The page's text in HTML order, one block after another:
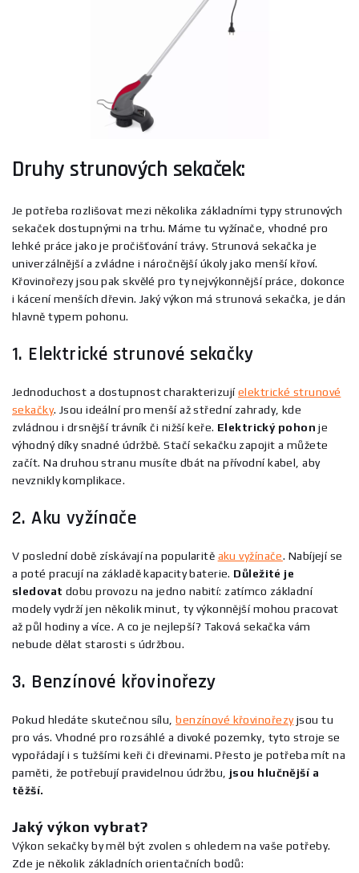
Druhy strunových sekaček:
Je potřeba rozlišovat mezi několika základními typy strunových
sekaček dostupnými na trhu. Máme tu vyžínače, vhodné pro
lehké práce jako je pročišťování trávy. Strunová sekačka je
univerzálnější a zvládne i náročnější úkoly jako menší křoví.
Křovinořezy jsou pak skvělé pro ty nejvýkonnější práce, dokonce
i kácení menších dřevin. Jaký výkon má strunová sekačka, je dán
hlavně typem pohonu.
1. Elektrické strunové sekačky
Jednoduchost a dostupnost charakterizujíelektrické strunové
sekačky. Jsou ideální pro menší až střední zahrady, kde
zvládnou i drsnější trávník či nižší keře. Elektrický pohon je
výhodný díky snadné údržbě. Stačí sekačku zapojit a můžete
začít. Na druhou stranu musíte dbát na přívodní kabel, aby
nevznikly komplikace.
2. Aku vyžínače
V poslední době získávají na popularitě aku vyžínače. Nabíjejí se
a poté pracují na základě kapacity baterie. Důležité je
sledovat dobu provozu na jedno nabití: zatímco základní
modely vydrží jen několik minut, ty výkonnější mohou pracovat
až půl hodiny a více. A co je nejlepší? Taková sekačka vám
nebude dělat starosti s údržbou.
3. Benzínové křovinořezy
Pokud hledáte skutečnou sílu,benzínové křovinořezyjsou tu
pro vás. Vhodné pro rozsáhlé a divoké pozemky, tyto stroje se
vypořádají i s tužšími keři či dřevinami. Přesto je potřeba mít na
paměti, že potřebují pravidelnou údržbu,
jsou hlučnější a
těžší.
Jaký výkon vybrat?
Výkon sekačky by měl být zvolen s ohledem na vaše potřeby.
Zde je několik základních orientačních bodů: